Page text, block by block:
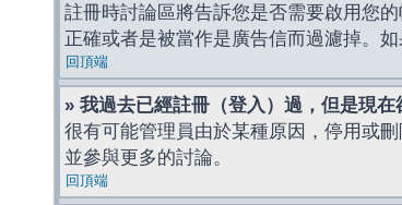
註冊時討論區將告訴您是否需要啟用您
正確或者是被當作是廣告信而過濾掉。
回頂端
» 我過去已經註冊（登入）過，但是現在
很有可能管理員由於某種原因，停用或
並參與更多的討論。
回頂端